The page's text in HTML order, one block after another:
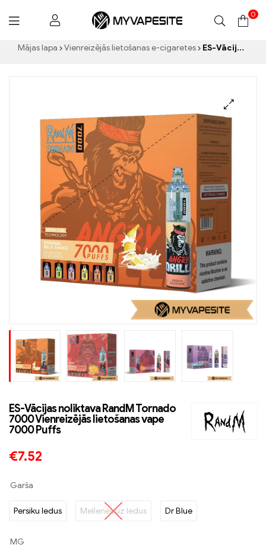
Myvapesite.de
0
Mājas lapa Vienreizējās lietošanas e-cigaretes ES-Vācijas noliktava RandM Tornado 7000 Vienreizējās lietošanas vape 7000 Puffs
ES-Vācijas noliktava RandM Tornado
7000 Vienreizējās lietošanas vape
7000 Puffs
€7.52
Garša
Persiku ledus Mellenes uz ledus Dr Blue
MG